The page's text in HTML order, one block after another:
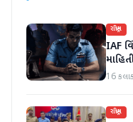
રાષ્ટ્રીય
IAF
16
રાષ્ટ્રીય